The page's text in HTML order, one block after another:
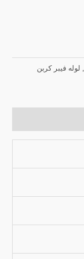
لوله فیبر کربن